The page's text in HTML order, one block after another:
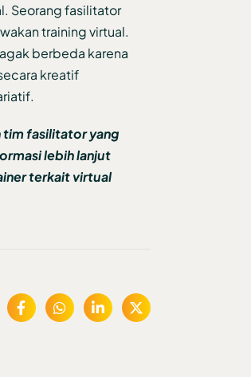
Seorang fasilitator
training virtual.
berbeda karena
kreatif
tim fasilitator yang
lebih lanjut
terkait virtual